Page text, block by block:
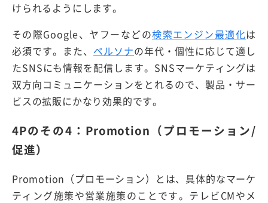
けられるようにします。
その際Google、ヤフーなどの検索エンジン最適化は
必須です。また、 ペルソナの年代・個性に応じて適し
たSNSにも情報を配信します。SNSマーケティングは
双方向コミュニケーションをとれるので、製品・サー
ビスの拡販にかなり効果的です。
4Pのその4：Promotion（プロモーション/
促進）
Promotion（プロモーション）とは、具体的なマーケ
ティング施策や営業施策のことです。テレビCMやメ